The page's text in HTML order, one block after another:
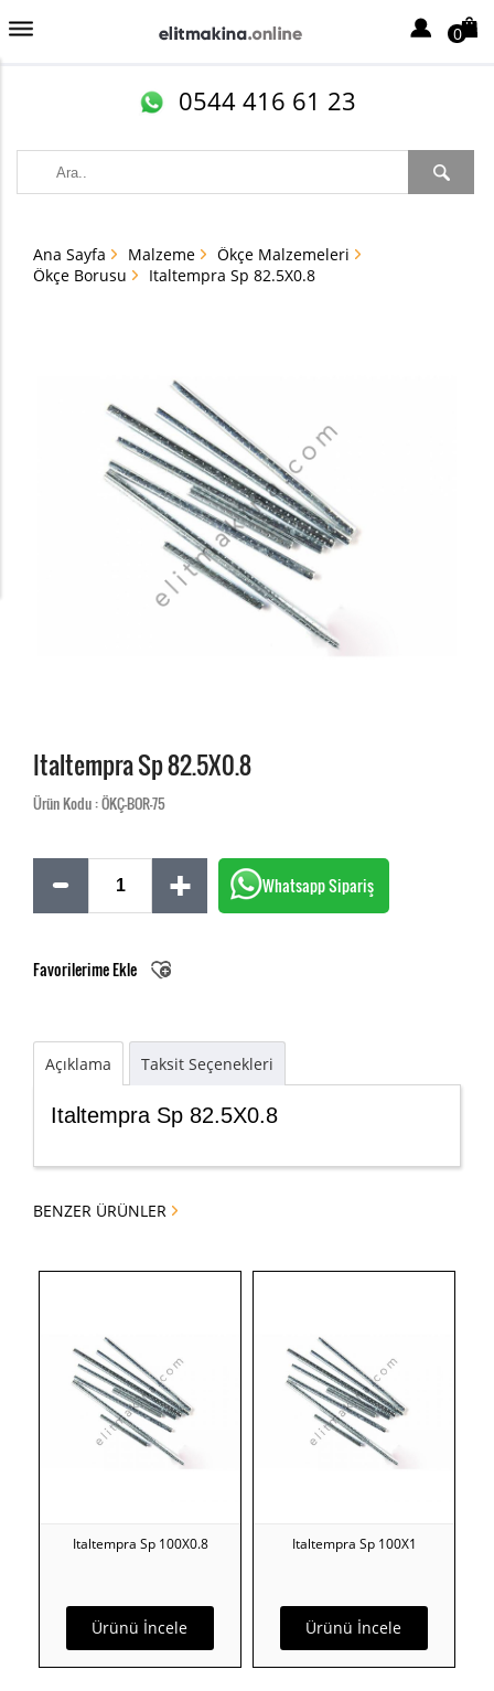
0
0544 416 61 23
Ana Sayfa Malzeme
Ökçe Malzemeleri
Ökçe Borusu
Italtempra Sp 82.5X0.8
Italtempra Sp 82.5X0.8
Ürün Kodu : ÖKÇ-BOR-75
Whatsapp Sipariş
Favorilerime Ekle
Açıklama Taksit Seçenekleri
Italtempra Sp 82.5X0.8
BENZER ÜRÜNLER
Ürünü İncele
Italtempra Sp 100X0.8
Ürünü İncele
Italtempra Sp 100X1